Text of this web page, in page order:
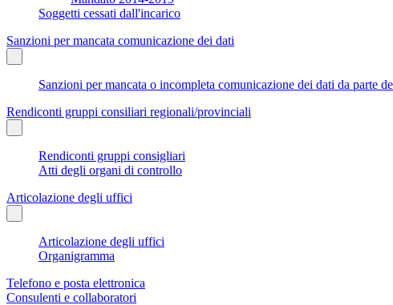
Soggetti cessati dall'incarico
Sanzioni per mancata comunicazione dei dati
Sanzioni per mancata o incompleta comunicazione dei dati da parte
Rendiconti gruppi consiliari regionali/provinciali
Rendiconti gruppi consigliari
Atti degli organi di controllo
Articolazione degli uffici
Articolazione degli uffici
Organigramma
Telefono e posta elettronica
Consulenti e collaboratori